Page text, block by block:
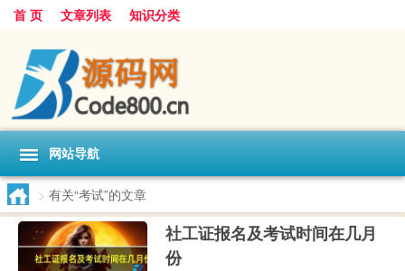
首 页 文章列表 知识分类
网站导航
> 有关“考试”的文章
社工证报名及考试时间在几月
份